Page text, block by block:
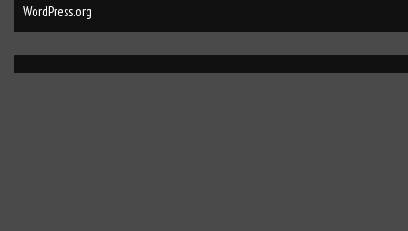
WordPress.org